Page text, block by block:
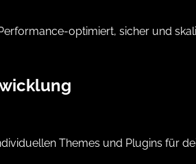
optimiert, sicher und
Themes und Plugins für